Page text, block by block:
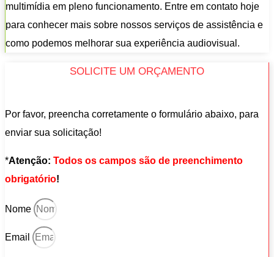
multimídia em pleno funcionamento. Entre em contato hoje
para conhecer mais sobre nossos serviços de assistência e
como podemos melhorar sua experiência audiovisual.
SOLICITE UM ORÇAMENTO
Por favor, preencha corretamente o formulário abaixo, para
enviar sua solicitação!
*Atenção: Todos os campos são de preenchimento
obrigatório!
Nome
Email